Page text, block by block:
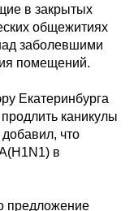
в закрытых
общежитиях
заболевшими
помещений.
Екатеринбурга
каникулы
что
в
предложение